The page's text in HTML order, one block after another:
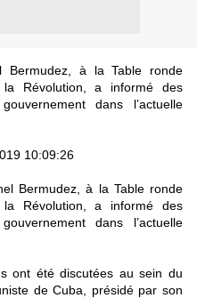
Bermudez, à la Table ronde
Révolution, a informé des
dans l’actuelle
10:09:26
Bermudez, à la Table ronde
Révolution, a informé des
dans l’actuelle
ont été discutées au sein du
de Cuba, présidé par son